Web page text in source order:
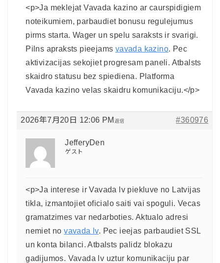
<p>Ja meklejat Vavada kazino ar caurspidigiem
noteikumiem, parbaudiet bonusu regulejumus
pirms starta. Wager un spelu saraksts ir svarigi.
Pilns apraksts pieejams vavada kazino. Pec
aktivizacijas sekojiet progresam paneli. Atbalsts
skaidro statusu bez spiediena. Platforma
Vavada kazino velas skaidru komunikaciju.</p>
2026年7月20日 12:06 PM #360976
返信
JefferyDen
ゲスト
<p>Ja interese ir Vavada lv piekluve no Latvijas
tikla, izmantojiet oficialo saiti vai spoguli. Vecas
gramatzimes var nedarboties. Aktualo adresi
nemiet novavada lv. Pec ieejas parbaudiet SSL
un konta bilanci. Atbalsts palidz blokazu
gadijumos. Vavada lv uztur komunikaciju par